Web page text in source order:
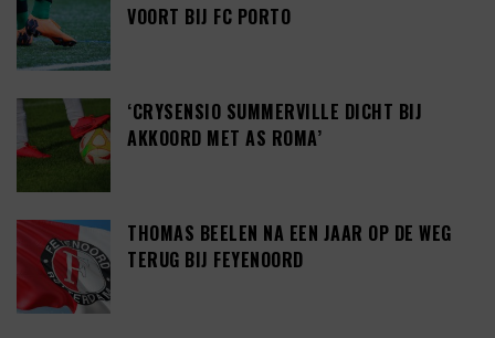
VOORT BIJ FC PORTO
‘CRYSENSIO SUMMERVILLE DICHT BIJ
AKKOORD MET AS ROMA’
THOMAS BEELEN NA EEN JAAR OP DE WEG
TERUG BIJ FEYENOORD